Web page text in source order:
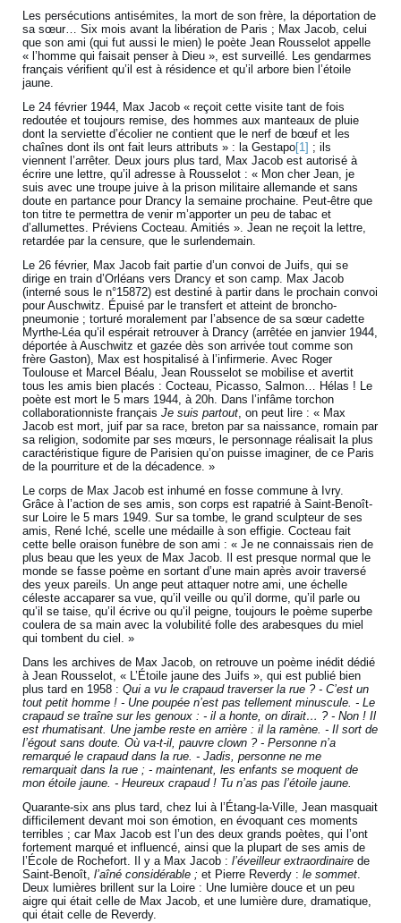
Les persécutions antisémites, la mort de son frère, la déportation de
sa sœur… Six mois avant la libération de Paris ; Max Jacob, celui
que son ami (qui fut aussi le mien) le poète Jean Rousselot appelle
« l’homme qui faisait penser à Dieu », est surveillé. Les gendarmes
français vérifient qu’il est à résidence et qu’il arbore bien l’étoile
jaune.
Le 24 février 1944, Max Jacob « reçoit cette visite tant de fois
redoutée et toujours remise, des hommes aux manteaux de pluie
dont la serviette d’écolier ne contient que le nerf de bœuf et les
chaînes dont ils ont fait leurs attributs » : la Gestapo[1] ; ils
viennent l’arrêter. Deux jours plus tard, Max Jacob est autorisé à
écrire une lettre, qu’il adresse à Rousselot : « Mon cher Jean, je
suis avec une troupe juive à la prison militaire allemande et sans
doute en partance pour Drancy la semaine prochaine. Peut-être que
ton titre te permettra de venir m’apporter un peu de tabac et
d’allumettes. Préviens Cocteau. Amitiés ». Jean ne reçoit la lettre,
retardée par la censure, que le surlendemain.
Le 26 février, Max Jacob fait partie d’un convoi de Juifs, qui se
dirige en train d’Orléans vers Drancy et son camp. Max Jacob
(interné sous le n°15872) est destiné à partir dans le prochain convoi
pour Auschwitz. Épuisé par le transfert et atteint de broncho-
pneumonie ; torturé moralement par l’absence de sa sœur cadette
Myrthe-Léa qu’il espérait retrouver à Drancy (arrêtée en janvier 1944,
déportée à Auschwitz et gazée dès son arrivée tout comme son
frère Gaston), Max est hospitalisé à l’infirmerie. Avec Roger
Toulouse et Marcel Béalu, Jean Rousselot se mobilise et avertit
tous les amis bien placés : Cocteau, Picasso, Salmon… Hélas ! Le
poète est mort le 5 mars 1944, à 20h. Dans l’infâme torchon
collaborationniste françaisJe suis partout, on peut lire : « Max
Jacob est mort, juif par sa race, breton par sa naissance, romain par
sa religion, sodomite par ses mœurs, le personnage réalisait la plus
caractéristique figure de Parisien qu’on puisse imaginer, de ce Paris
de la pourriture et de la décadence. »
Le corps de Max Jacob est inhumé en fosse commune à Ivry.
Grâce à l’action de ses amis, son corps est rapatrié à Saint-Benoît-
sur Loire le 5 mars 1949. Sur sa tombe, le grand sculpteur de ses
amis, René Iché, scelle une médaille à son effigie. Cocteau fait
cette belle oraison funèbre de son ami : « Je ne connaissais rien de
plus beau que les yeux de Max Jacob. Il est presque normal que le
monde se fasse poème en sortant d’une main après avoir traversé
des yeux pareils. Un ange peut attaquer notre ami, une échelle
céleste accaparer sa vue, qu’il veille ou qu’il dorme, qu’il parle ou
qu’il se taise, qu’il écrive ou qu’il peigne, toujours le poème superbe
coulera de sa main avec la volubilité folle des arabesques du miel
qui tombent du ciel. »
Dans les archives de Max Jacob, on retrouve un poème inédit dédié
à Jean Rousselot, « L’Étoile jaune des Juifs », qui est publié bien
plus tard en 1958 :Qui a vu le crapaud traverser la rue ?-C’est un
tout petit homme !- Une poupée n’est pas tellement minuscule. -Le
crapaud se traîne sur les genoux :-il a honte, on dirait… ?-Non ! Il
est rhumatisant. Une jambe reste en arrière : il la ramène. -Il sort de
l’égout sans doute. Où va-t-il, pauvre clown ?-Personne n’a
remarqué le crapaud dans la rue. -Jadis, personne ne me
remarquait dans la rue ; -maintenant, les enfants se moquent de
mon étoile jaune. - Heureux crapaud ! Tu n’as pas l’étoile jaune.
Quarante-six ans plus tard, chez lui à l’Étang-la-Ville, Jean masquait
difficilement devant moi son émotion, en évoquant ces moments
terribles ; car Max Jacob est l’un des deux grands poètes, qui l’ont
fortement marqué et influencé, ainsi que la plupart de ses amis de
l’École de Rochefort. Il y a Max Jacob :l’éveilleur extraordinaire de
Saint-Benoît,l’aîné considérable ;et Pierre Reverdy :le sommet.
Deux lumières brillent sur la Loire : Une lumière douce et un peu
aigre qui était celle de Max Jacob, et une lumière dure, dramatique,
qui était celle de Reverdy.